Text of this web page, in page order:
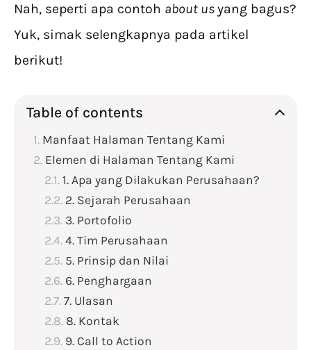
Nah, seperti apa contoh about usyang bagus?
Yuk, simak selengkapnya pada artikel
berikut!
Table of contents
Manfaat Halaman Tentang Kami
Elemen di Halaman Tentang Kami
1. Apa yang Dilakukan Perusahaan?
2. Sejarah Perusahaan
3. Portofolio
4. Tim Perusahaan
5. Prinsip dan Nilai
6. Penghargaan
7. Ulasan
8. Kontak
9. Call to Action